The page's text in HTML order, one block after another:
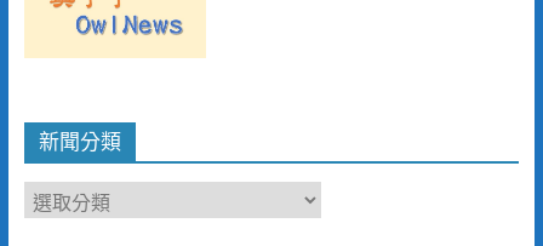
新聞分類
新